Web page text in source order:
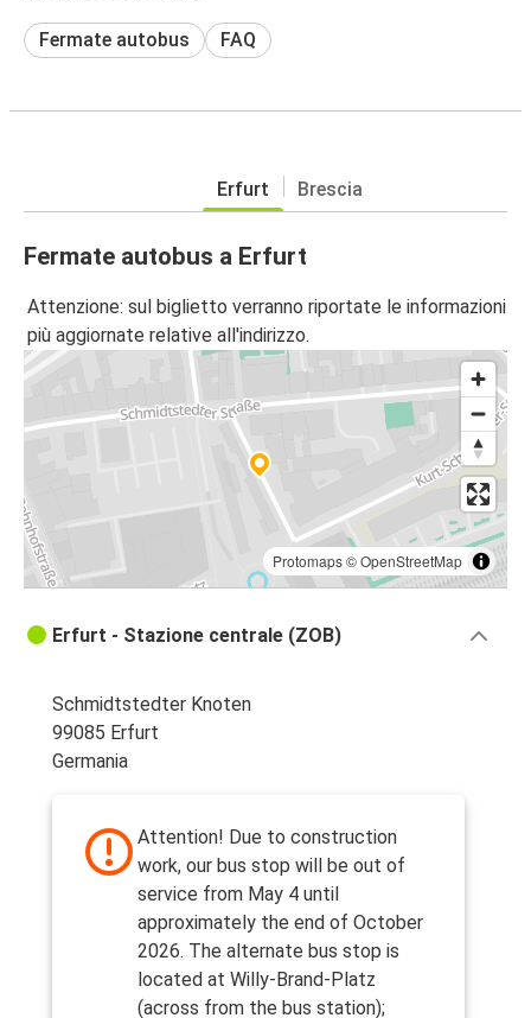
Fermate autobus FAQ
Erfurt Brescia
Fermate autobus a Erfurt
Attenzione: sul biglietto verranno riportate le informazioni
più aggiornate relative all'indirizzo.
Protomaps©OpenStreetMap
Erfurt - Stazione centrale (ZOB)
Schmidtstedter Knoten
99085 Erfurt
Germania
Attention! Due to construction
work, our bus stop will be out of
service from May 4 until
approximately the end of October
2026. The alternate bus stop is
located at Willy-Brand-Platz
(across from the bus station);